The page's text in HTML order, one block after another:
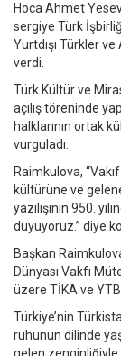
Hoca Ahmet
sergiye Türk
Yurtdışı Türkler
verdi.
Türk Kültür ve
açılış töreninde
halklarının ortak
vurguladı.
Raimkulova,
kültürüne ve
yazılışının 950.
duyuyoruz.” diye
Başkan
Dünyası Vakfı
üzere TİKA ve
Türkiye’nin
ruhunun dilinde